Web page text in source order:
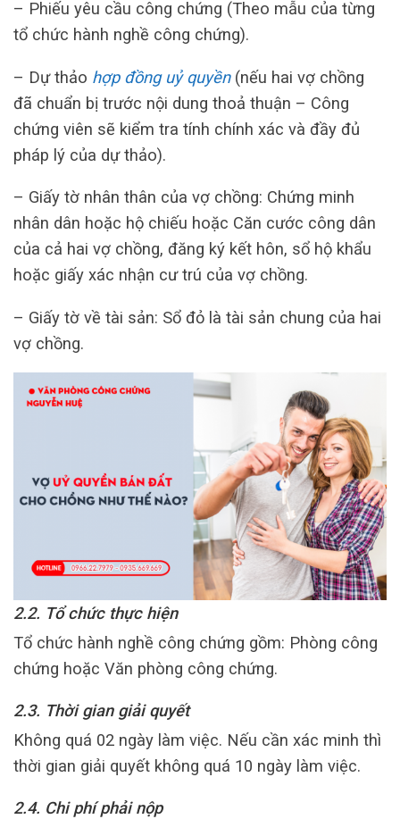
– Phiếu yêu cầu công chứng (Theo mẫu của từng
tổ chức hành nghề công chứng).
– Dự thảo hợp đồng uỷ quyền (nếu hai vợ chồng
đã chuẩn bị trước nội dung thoả thuận – Công
chứng viên sẽ kiểm tra tính chính xác và đầy đủ
pháp lý của dự thảo).
– Giấy tờ nhân thân của vợ chồng: Chứng minh
nhân dân hoặc hộ chiếu hoặc Căn cước công dân
của cả hai vợ chồng, đăng ký kết hôn, sổ hộ khẩu
hoặc giấy xác nhận cư trú của vợ chồng.
– Giấy tờ về tài sản: Sổ đỏ là tài sản chung của hai
vợ chồng.
2.2. Tổ chức thực hiện
Tổ chức hành nghề công chứng gồm: Phòng công
chứng hoặc Văn phòng công chứng.
2.3. Thời gian giải quyết
Không quá 02 ngày làm việc. Nếu cần xác minh thì
thời gian giải quyết không quá 10 ngày làm việc.
2.4. Chi phí phải nộp